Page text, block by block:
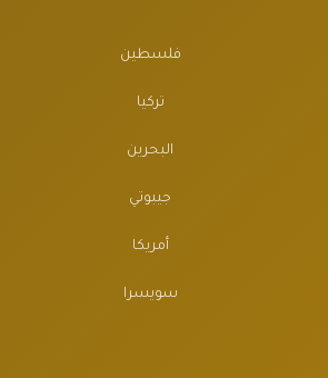
فلسطين
تركيا
البحرين
جيبوتي
أمريكا
سويسرا